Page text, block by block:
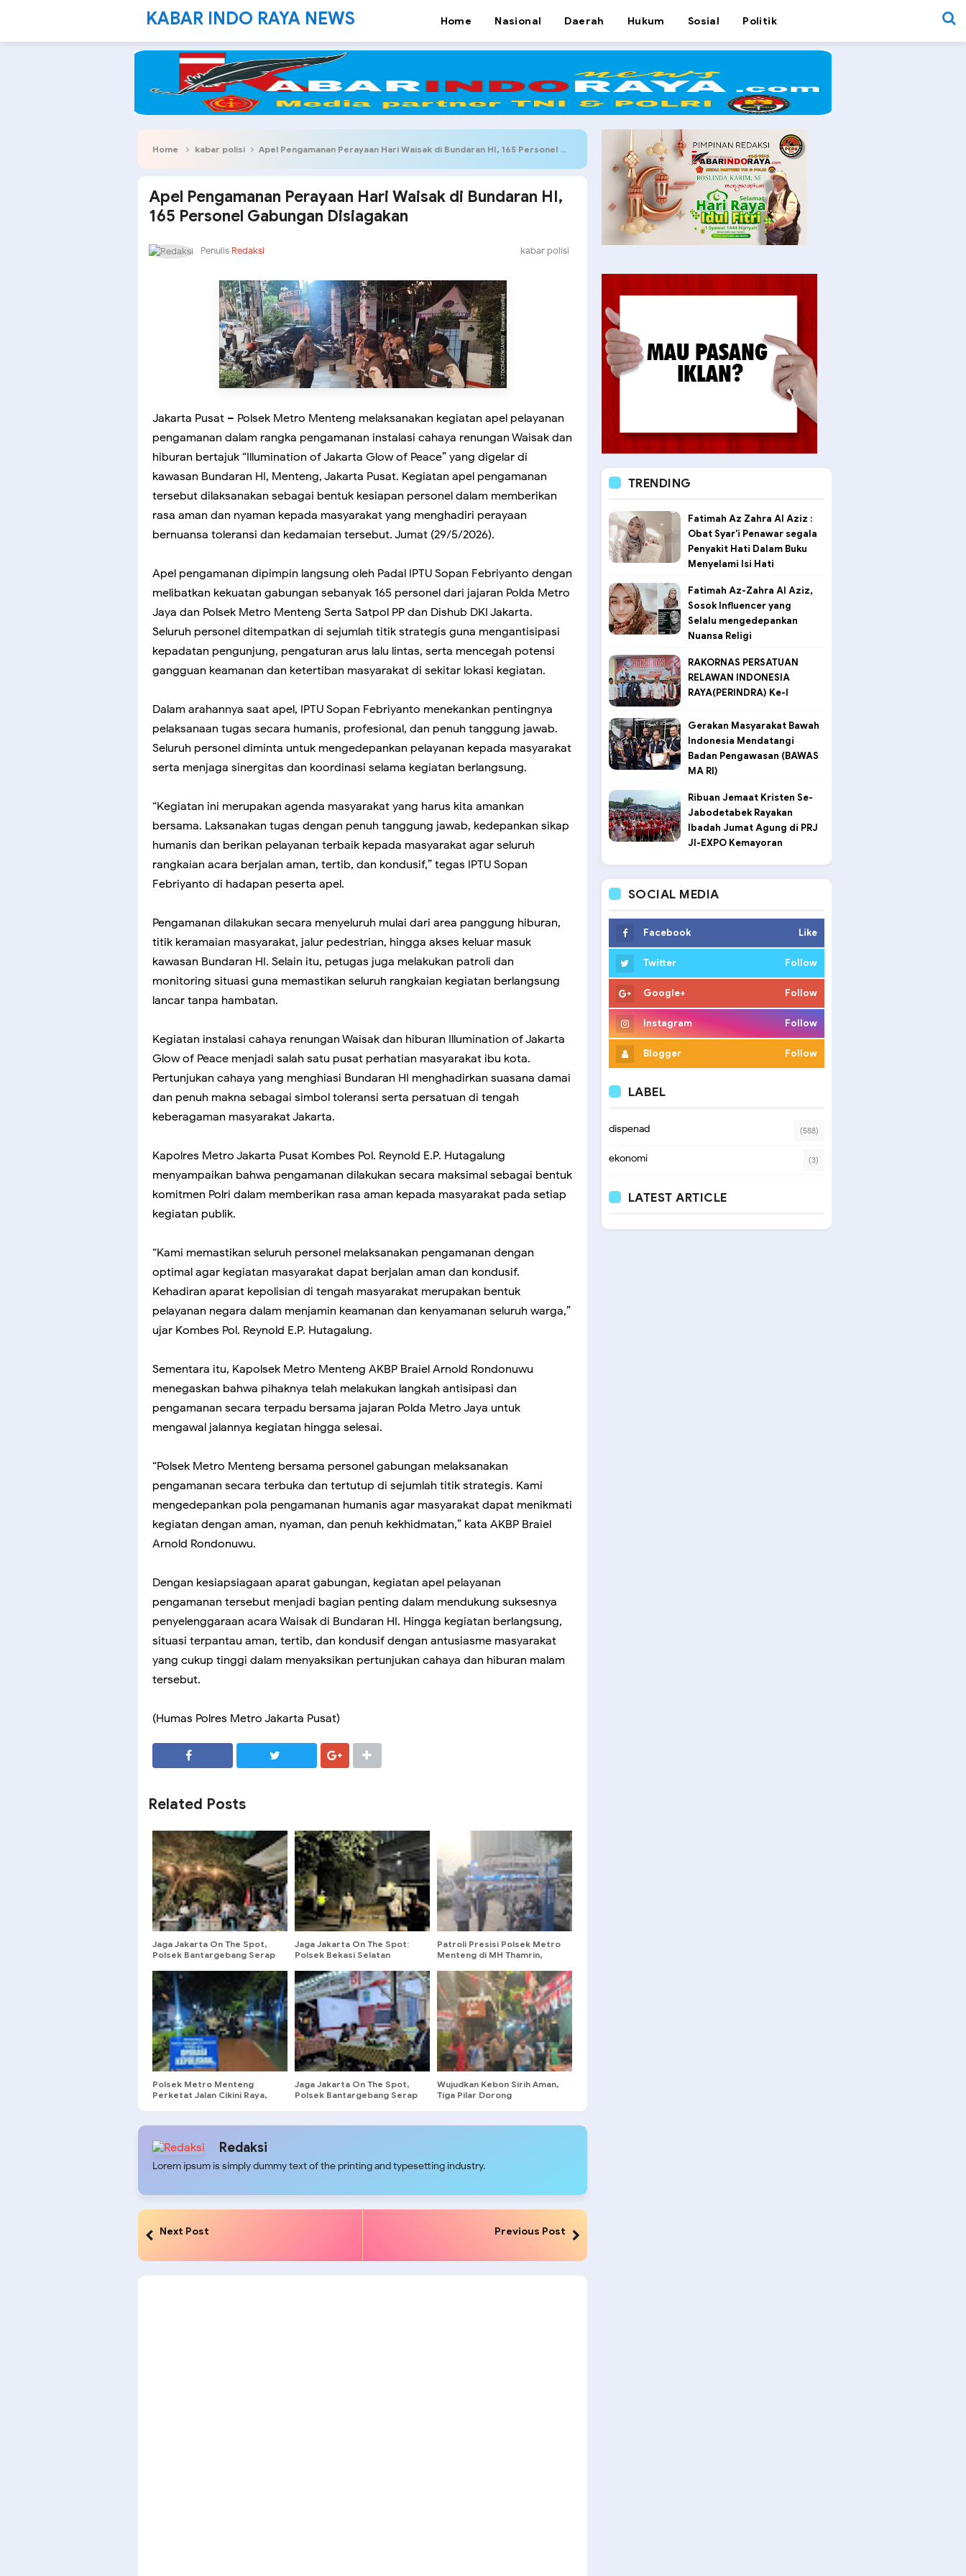
KABAR INDO RAYA NEWS Home Nasional Daerah Hukum Sosial Politik
Home kabar polisi Apel Pengamanan Perayaan Hari Waisak di Bundaran HI, 165 Personel Gabungan Disiagakan
Apel Pengamanan Perayaan Hari Waisak di Bundaran HI,
165 Personel Gabungan Disiagakan
Penulis Redaksi kabar polisi
Jakarta Pusat – Polsek Metro Menteng melaksanakan kegiatan apel pelayanan
pengamanan dalam rangka pengamanan instalasi cahaya renungan Waisak dan
hiburan bertajuk “Illumination of Jakarta Glow of Peace” yang digelar di
kawasan Bundaran HI, Menteng, Jakarta Pusat. Kegiatan apel pengamanan
tersebut dilaksanakan sebagai bentuk kesiapan personel dalam memberikan
rasa aman dan nyaman kepada masyarakat yang menghadiri perayaan
bernuansa toleransi dan kedamaian tersebut. Jumat (29/5/2026).
Apel pengamanan dipimpin langsung oleh Padal IPTU Sopan Febriyanto dengan
melibatkan kekuatan gabungan sebanyak 165 personel dari jajaran Polda Metro
Jaya dan Polsek Metro Menteng Serta Satpol PP dan Dishub DKI Jakarta.
Seluruh personel ditempatkan di sejumlah titik strategis guna mengantisipasi
kepadatan pengunjung, pengaturan arus lalu lintas, serta mencegah potensi
gangguan keamanan dan ketertiban masyarakat di sekitar lokasi kegiatan.
Dalam arahannya saat apel, IPTU Sopan Febriyanto menekankan pentingnya
pelaksanaan tugas secara humanis, profesional, dan penuh tanggung jawab.
Seluruh personel diminta untuk mengedepankan pelayanan kepada masyarakat
serta menjaga sinergitas dan koordinasi selama kegiatan berlangsung.
“Kegiatan ini merupakan agenda masyarakat yang harus kita amankan
bersama. Laksanakan tugas dengan penuh tanggung jawab, kedepankan sikap
humanis dan berikan pelayanan terbaik kepada masyarakat agar seluruh
rangkaian acara berjalan aman, tertib, dan kondusif,” tegas IPTU Sopan
Febriyanto di hadapan peserta apel.
Pengamanan dilakukan secara menyeluruh mulai dari area panggung hiburan,
titik keramaian masyarakat, jalur pedestrian, hingga akses keluar masuk
kawasan Bundaran HI. Selain itu, petugas juga melakukan patroli dan
monitoring situasi guna memastikan seluruh rangkaian kegiatan berlangsung
lancar tanpa hambatan.
Kegiatan instalasi cahaya renungan Waisak dan hiburan Illumination of Jakarta
Glow of Peace menjadi salah satu pusat perhatian masyarakat ibu kota.
Pertunjukan cahaya yang menghiasi Bundaran HI menghadirkan suasana damai
dan penuh makna sebagai simbol toleransi serta persatuan di tengah
keberagaman masyarakat Jakarta.
Kapolres Metro Jakarta Pusat Kombes Pol. Reynold E.P. Hutagalung
menyampaikan bahwa pengamanan dilakukan secara maksimal sebagai bentuk
komitmen Polri dalam memberikan rasa aman kepada masyarakat pada setiap
kegiatan publik.
“Kami memastikan seluruh personel melaksanakan pengamanan dengan
optimal agar kegiatan masyarakat dapat berjalan aman dan kondusif.
Kehadiran aparat kepolisian di tengah masyarakat merupakan bentuk
pelayanan negara dalam menjamin keamanan dan kenyamanan seluruh warga,”
ujar Kombes Pol. Reynold E.P. Hutagalung.
Sementara itu, Kapolsek Metro Menteng AKBP Braiel Arnold Rondonuwu
menegaskan bahwa pihaknya telah melakukan langkah antisipasi dan
pengamanan secara terpadu bersama jajaran Polda Metro Jaya untuk
mengawal jalannya kegiatan hingga selesai.
“Polsek Metro Menteng bersama personel gabungan melaksanakan
pengamanan secara terbuka dan tertutup di sejumlah titik strategis. Kami
mengedepankan pola pengamanan humanis agar masyarakat dapat menikmati
kegiatan dengan aman, nyaman, dan penuh kekhidmatan,” kata AKBP Braiel
Arnold Rondonuwu.
Dengan kesiapsiagaan aparat gabungan, kegiatan apel pelayanan
pengamanan tersebut menjadi bagian penting dalam mendukung suksesnya
penyelenggaraan acara Waisak di Bundaran HI. Hingga kegiatan berlangsung,
situasi terpantau aman, tertib, dan kondusif dengan antusiasme masyarakat
yang cukup tinggi dalam menyaksikan pertunjukan cahaya dan hiburan malam
tersebut.
(Humas Polres Metro Jakarta Pusat)
Related Posts
Jaga Jakarta On The Spot,
Polsek Bantargebang Serap
Perkuat Sinergitas
Kamtibmas
Jaga Jakarta On The Spot:
Polsek Bekasi Selatan
Tawuran dan Balap Liar
Patroli Presisi Polsek Metro
Menteng di MH Thamrin,
Jaga Rasa Aman
Polsek Metro Menteng
Perketat Jalan Cikini Raya,
Jaga Jakarta On The Spot,
Polsek Bantargebang Serap
Wujudkan Kebon Sirih Aman,
Tiga Pilar Dorong
Redaksi
Lorem ipsum is simply dummy text of the printing and typesetting industry.
Next Post Previous Post
TRENDING
Fatimah Az Zahra Al Aziz :
Obat Syar'i Penawar segala
Penyakit Hati Dalam Buku
Menyelami Isi Hati
Fatimah Az-Zahra Al Aziz,
Sosok Influencer yang
Selalu mengedepankan
Nuansa Religi
RAKORNAS PERSATUAN
RELAWAN INDONESIA
RAYA(PERINDRA) Ke-I
Gerakan Masyarakat Bawah
Indonesia Mendatangi
Badan Pengawasan (BAWAS
MA RI)
Ribuan Jemaat Kristen Se-
Jabodetabek Rayakan
Ibadah Jumat Agung di PRJ
JI-EXPO Kemayoran
SOCIAL MEDIA
Facebook Like
Twitter Follow
Google+ Follow
Instagram Follow
Blogger Follow
LABEL
dispenad (588)
ekonomi (3)
LATEST ARTICLE